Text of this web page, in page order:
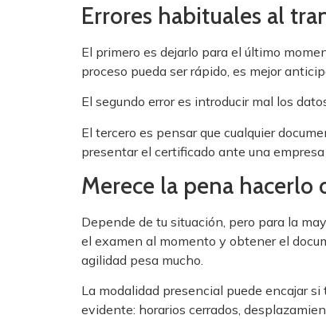
Errores habituales al
El primero es dejarlo para el último
proceso pueda ser rápido, es mejor
El segundo error es introducir mal los
El tercero es pensar que cualquier
presentar el certificado ante una
Merece la pena hacerlo
Depende de tu situación, pero para la
el examen al momento y obtener el
agilidad pesa mucho.
La modalidad presencial puede encajar
evidente: horarios cerrados,